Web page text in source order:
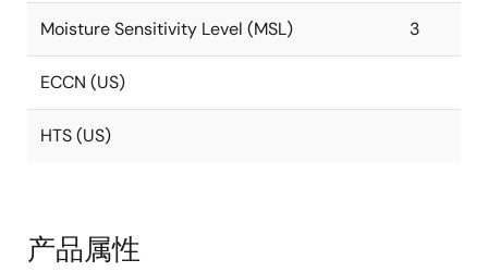
Moisture Sensitivity Level (MSL) 3
ECCN (US)
HTS (US)
产品属性